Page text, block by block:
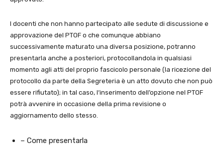
I docenti che non hanno partecipato alle sedute di discussione e
approvazione del PTOF o che comunque abbiano
successivamente maturato una diversa posizione, potranno
presentarla anche a posteriori, protocollandola in qualsiasi
momento agli atti del proprio fascicolo personale (la ricezione del
protocollo da parte della Segreteria è un atto dovuto che non può
essere rifiutato); in tal caso, l‘inserimento dell’opzione nel PTOF
potrà avvenire in occasione della prima revisione o
aggiornamento dello stesso.
– Come presentarla